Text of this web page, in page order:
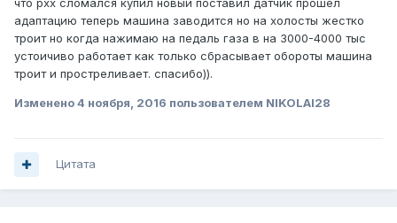
что рхх сломался купил новый поставил датчик прошел
адаптацию теперь машина заводится но на холосты жестко
троит но когда нажимаю на педаль газа в на 3000-4000 тыс
устоичиво работает как только сбрасывает обороты машина
троит и простреливает. спасибо)).
Изменено4 ноября, 2016 пользователем NIKOLAI28
Цитата